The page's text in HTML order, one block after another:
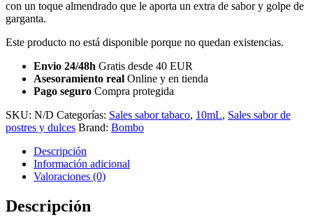
con un toque almendrado que le aporta un extra de sabor y golpe de
garganta.
Este producto no está disponible porque no quedan existencias.
Envio 24/48h Gratis desde 40 EUR
Asesoramiento real Online y en tienda
Pago seguro Compra protegida
SKU: N/D Categorías: Sales sabor tabaco, 10mL, Sales sabor de
postres y dulces Brand: Bombo
Descripción
Información adicional
Valoraciones (0)
Descripción